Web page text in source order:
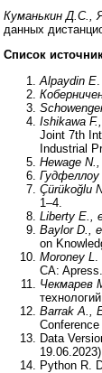
Куманькин Д.С.,
данных
Список
Alpaydin E
Ishikawa
Joint 7th
Industrial
Hewage
Çürükoğlu
1–4.
Liberty E.,
Baylor D.,
on
Moroney L
CA:
Чекмарев
Barrak A.,
Data
19.06.2023).
Python R.